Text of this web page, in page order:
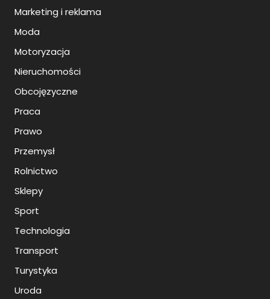
Marketing i reklama
Moda
Motoryzacja
Nieruchomości
Obcojęzyczne
Praca
Prawo
Przemysł
Rolnictwo
Sklepy
Sport
Technologia
Transport
Turystyka
Uroda